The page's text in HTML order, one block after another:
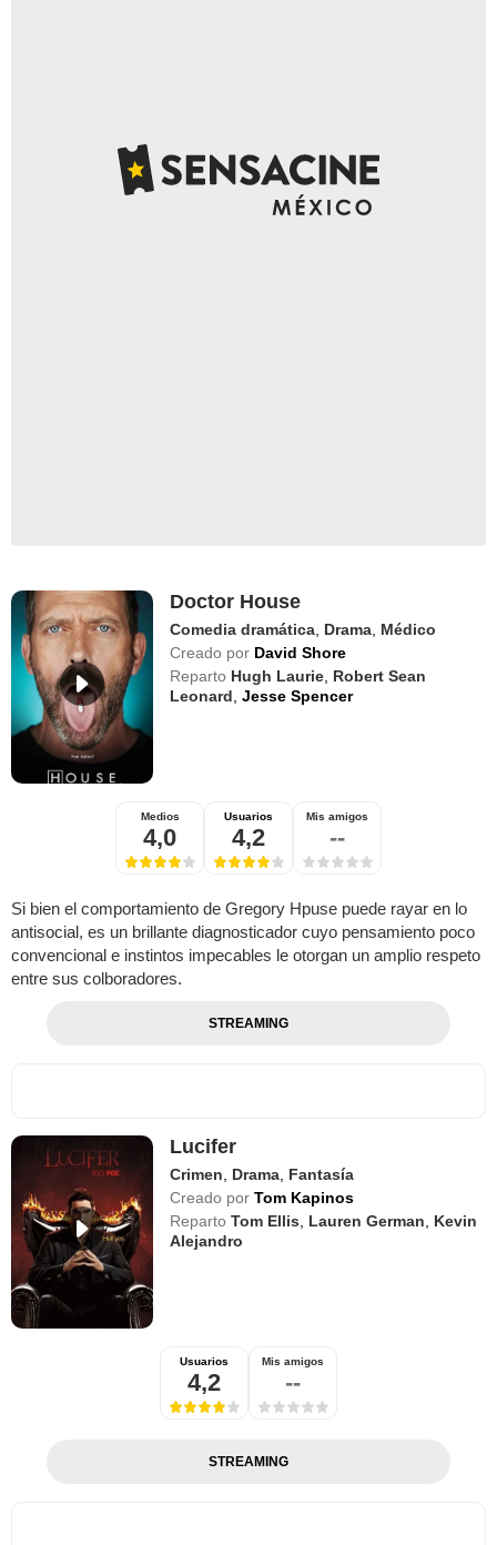
Doctor House
Comedia dramática Drama Médico
Creado por David Shore
Reparto Hugh Laurie Robert Sean
Leonard ,Jesse Spencer
Medios
4,0
Usuarios
4,2
Mis amigos
--
Si bien el comportamiento de Gregory Hpuse puede rayar en lo
antisocial, es un brillante diagnosticador cuyo pensamiento poco
convencional e instintos impecables le otorgan un amplio respeto
entre sus colboradores.
STREAMING
Lucifer
Crimen Drama Fantasía
Creado por Tom Kapinos
Reparto Tom Ellis Lauren German
Kevin
Alejandro
Usuarios
4,2
Mis amigos
--
STREAMING